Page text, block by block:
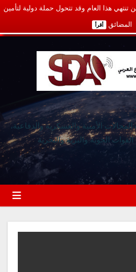
تنتهي هذا العام وقد تتحول حملة دولية لتأمين
المضائق أقرأ
الأمنية والعسكرية والدفاعية،
الجوية والبرية والبحرية